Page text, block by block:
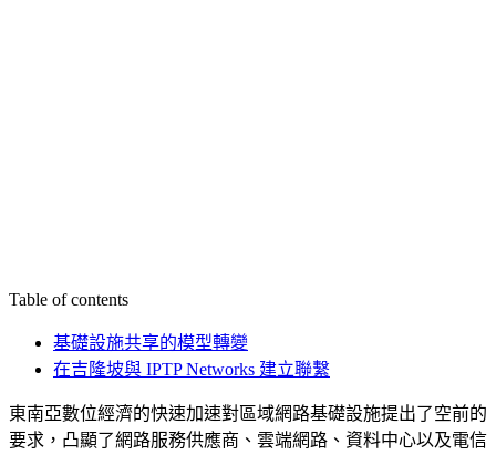
Table of contents
基礎設施共享的模型轉變
在吉隆坡與 IPTP Networks 建立聯繫
東南亞數位經濟的快速加速對區域網路基礎設施提出了空前的
要求，凸顯了網路服務供應商、雲端網路、資料中心以及電信